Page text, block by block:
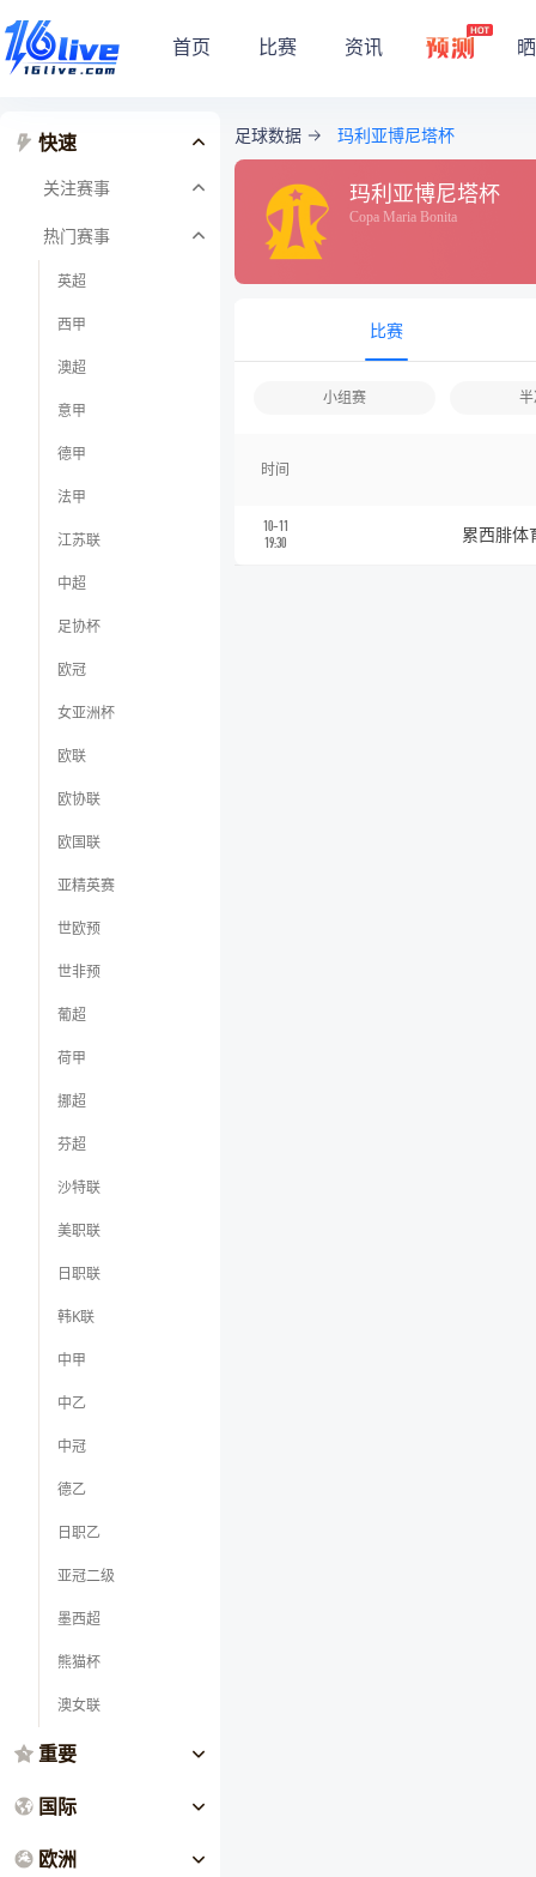
首页 比赛 资讯
快速
关注赛事
热门赛事
英超
西甲
澳超
意甲
德甲
法甲
江苏联
中超
足协杯
欧冠
女亚洲杯
欧联
欧协联
欧国联
亚精英赛
世欧预
世非预
葡超
荷甲
挪超
芬超
沙特联
美职联
日职联
韩K联
中甲
中乙
中冠
德乙
日职乙
亚冠二级
墨西超
熊猫杯
澳女联
重要
国际
欧洲
足球数据 玛利亚博尼塔杯
玛利亚博尼塔杯
Copa Maria Bonita
比赛
小组赛
时间
10-11
19:30
累西腓体